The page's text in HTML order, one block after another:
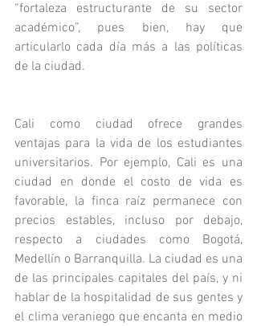
“fortaleza estructurante de su sector
académico”, pues bien, hay que
articularlo cada día más a las políticas
de la ciudad.
Cali como ciudad ofrece grandes
ventajas para la vida de los estudiantes
universitarios. Por ejemplo, Cali es una
ciudad en donde el costo de vida es
favorable, la finca raíz permanece con
precios estables, incluso por debajo,
respecto a ciudades como Bogotá,
Medellín o Barranquilla. La ciudad es una
de las principales capitales del país, y ni
hablar de la hospitalidad de sus gentes y
el clima veraniego que encanta en medio